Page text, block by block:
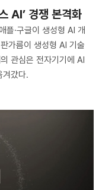
AI’ 경쟁 본격화
플·구글이 생성형 AI 개
가름이 생성형 AI 기술
관심은 전자기기에 AI
갔다.